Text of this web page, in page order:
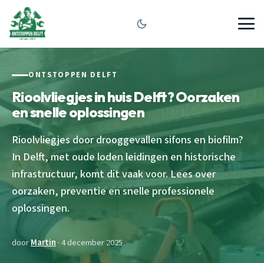
ONTSTOPPEN DELFT
Rioolvliegjes in huis Delft? Oorzaken
en snelle oplossingen
Rioolvliegjes door drooggevallen sifons en biofilm?
In Delft, met oude loden leidingen en historische
infrastructuur, komt dit vaak voor. Lees over
oorzaken, preventie en snelle professionele
oplossingen.
doorMartin · 4 december 2025